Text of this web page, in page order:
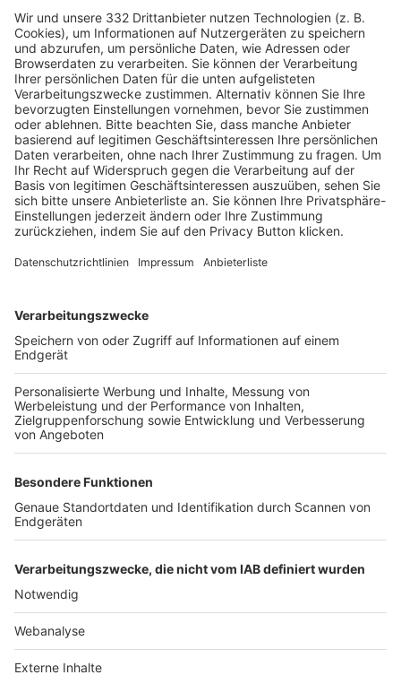
HÄUFIG BESUCHTE SEITEN
Pässe und Vereinswechsel
Trainerausbildung
Schulungsangebot Vereinsmitarbeiter
BFV-Geschäftsstellen
Trainerbörse
Login SpielPlus
FOLGE DEM BFV
TOP-VEREINE
TOP-PARTNER
Nutzungsbedingungen Datenschutz Impressum